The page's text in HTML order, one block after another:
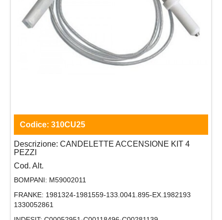
Codice: 310CU25
Descrizione: CANDELETTE ACCENSIONE KIT 4
PEZZI
Cod. Alt.
BOMPANI: M59002011
FRANKE: 1981324-1981559-133.0041.895-EX.1982193
1330052861